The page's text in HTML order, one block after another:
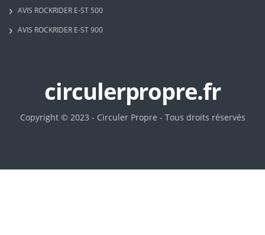
AVIS ROCKRIDER E-ST 500
AVIS ROCKRIDER E-ST 900
circulerpropre.fr
Copyright © 2023 - Circuler Propre - Tous droits réservés